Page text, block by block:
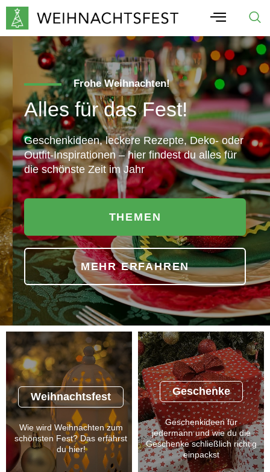
Frohe Weihnachten!
Alles für das Fest!
Geschenkideen, leckere Rezepte, Deko- oder
Outfit-Inspirationen – hier findest du alles für
die schönste Zeit im Jahr
THEMEN
MEHR ERFAHREN
Weihnachtsfest
Wie wird Weihnachten zum
schönsten Fest? Das erfährst
du hier!
Geschenke
Geschenkideen für
jedermann und wie du die
Geschenke schließlich richtig
einpackst